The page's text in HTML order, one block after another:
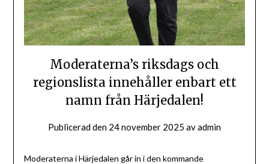
Moderaterna’s riksdags och
regionslista innehåller enbart ett
namn från Härjedalen!
Publicerad den 24 november 2025 avadmin
Moderaterna i Härjedalen går in i den kommande